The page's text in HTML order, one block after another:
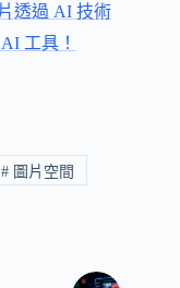
透過 AI 技術
工具！
# 圖片空間